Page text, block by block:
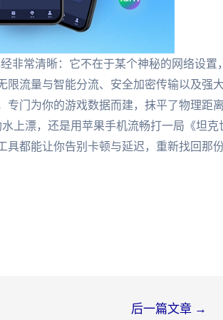
非常清晰：它不在于某个神秘的网络设置，
限流量与智能分流、安全加密传输以及强大
专门为你的游戏数据而建，抹平了物理距离
上漂，还是用苹果手机流畅打一局《坦克
具都能让你告别卡顿与延迟，重新找回那
后一篇文章 →